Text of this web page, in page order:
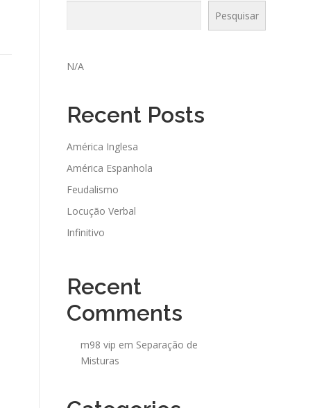
Pesquisar
N/A
Recent Posts
América Inglesa
América Espanhola
Feudalismo
Locução Verbal
Infinitivo
Recent
Comments
m98 vip em Separação de
Misturas